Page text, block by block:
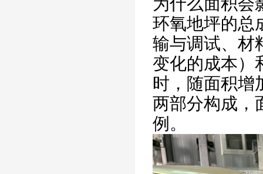
环氧地坪的总
输与调试、材
变化的成本）
时，随面积增
两部分构成，
例。